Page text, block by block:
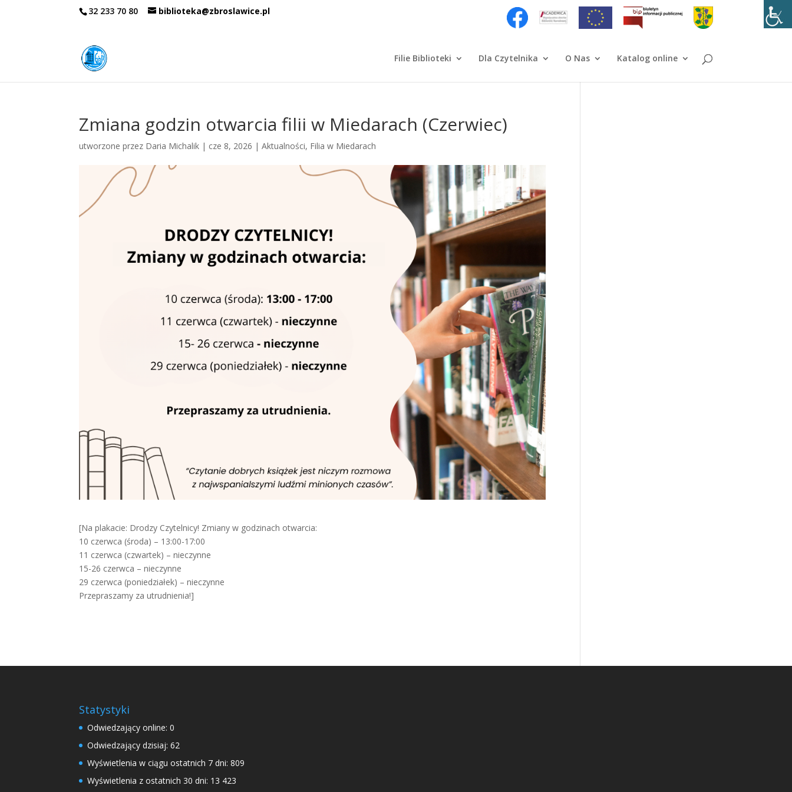
32 233 70 80 biblioteka@zbroslawice.pl
Filie Biblioteki Dla Czytelnika O Nas Katalog online
Zmiana godzin otwarcia filii w Miedarach (Czerwiec)
utworzone przez Daria Michalik | cze 8, 2026 |Aktualności, Filia w Miedarach
[Na plakacie: Drodzy Czytelnicy! Zmiany w godzinach otwarcia:
10 czerwca (środa) – 13:00-17:00
11 czerwca (czwartek) – nieczynne
15-26 czerwca – nieczynne
29 czerwca (poniedziałek) – nieczynne
Przepraszamy za utrudnienia!]
Statystyki
Odwiedzający online:0
Odwiedzający dzisiaj:62
Wyświetlenia w ciągu ostatnich 7 dni:809
Wyświetlenia z ostatnich 30 dni: 13 423